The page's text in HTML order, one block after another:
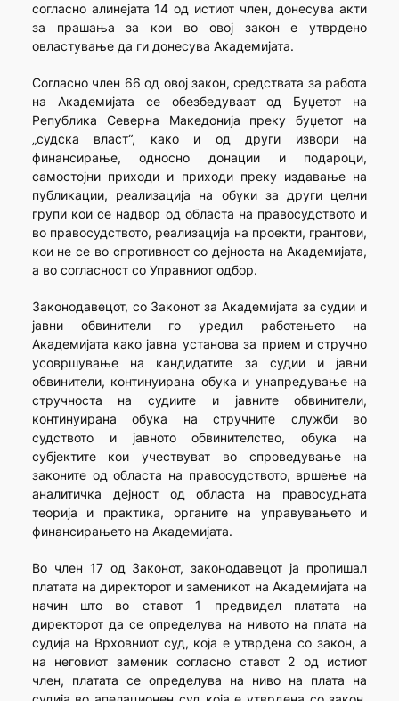
согласно алинејата 14 од истиот член, донесува акти
за прашања за кои во овој закон е утврдено
овластување да ги донесува Академијата.
Согласно член 66 од овој закон, средствата за работа
на Академијата се обезбедуваат од Буџетот на
Република Северна Македонија преку буџетот на
„судска власт“, како и од други извори на
финансирање, односно донации и подароци,
самостојни приходи и приходи преку издавање на
публикации, реализација на обуки за други целни
групи кои се надвор од областа на правосудството и
во правосудството, реализација на проекти, грантови,
кои не се во спротивност со дејноста на Академијата,
а во согласност со Управниот одбор.
Законодавецот, со Законот за Академијата за судии и
јавни обвинители го уредил работењето на
Академијата како јавна установа за прием и стручно
усовршување на кандидатите за судии и јавни
обвинители, континуирана обука и унапредување на
стручноста на судиите и јавните обвинители,
континуирана обука на стручните служби во
судството и јавното обвинителство, обука на
субјектите кои учествуват во спроведување на
законите од областа на правосудството, вршење на
аналитичка дејност од областа на правосудната
теорија и практика, органите на управувањето и
финансирањето на Академијата.
Во член 17 од Законот, законодавецот ја пропишал
платата на директорот и заменикот на Академијата на
начин што во ставот 1 предвидел платата на
директорот да се определува на нивото на плата на
судија на Врховниот суд, која е утврдена со закон, а
на неговиот заменик согласно ставот 2 од истиот
член, платата се определува на ниво на плата на